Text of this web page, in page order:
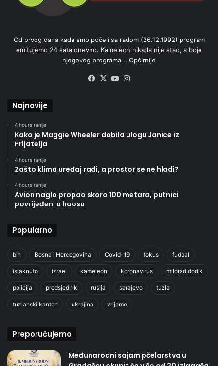
Od prvog dana kada smo počeli sa radom (26.12.1992) program
emitujemo 24 sata dnevno. Kameleon nikada nije stao, a boje
njegovog programa... Opširnije
Facebook
X YouTube
Najnovije
4 hours ranije
Kako je Maggie Wheeler dobila ulogu Janice iz
Prijatelja
4 hours ranije
Zašto klima uređaj radi, a prostor se ne hladi?
4 hours ranije
Avion naglo propao skoro 100 metara, putnici
povrijeđeni u haosu
Popularno
bih Bosna i Hercegovina Covid-19 fokus fudbal
istaknuto izrael kameleon koronavirus milorad dodik
policija predsjednik rusija sarajevo tuzla
tuzlanski kanton ukrajina vrijeme
Preporučujemo
Međunarodni sajam pčelarstva u